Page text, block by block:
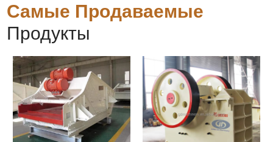
Самые Продаваемые
Продукты